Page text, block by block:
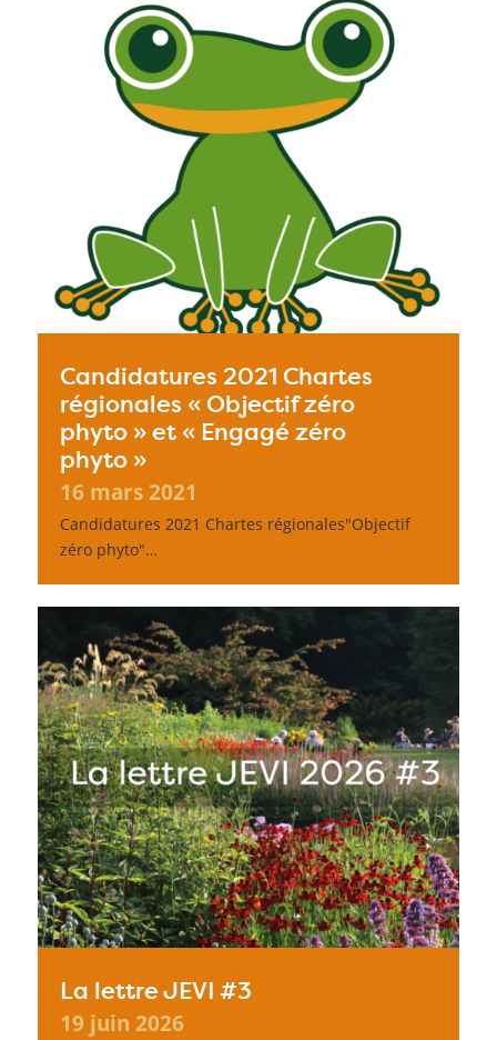
Candidatures 2021 Chartes
régionales « Objectif zéro
phyto » et « Engagé zéro
phyto »
16 mars 2021
Candidatures 2021 Chartes régionales"Objectif
zéro phyto"…
La lettre JEVI #3
19 juin 2026